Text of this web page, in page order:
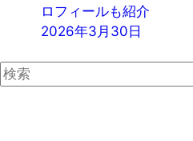
ロフィールも紹介
2026年3月30日